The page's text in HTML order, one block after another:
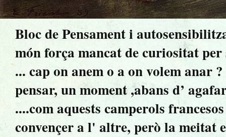
Bloc de Pensament i
món força mancat de curiositat per
... cap on anem o a on volem anar
pensar, un moment ,abans d’
....com aquests camperols
convençer a l' altre, però la meitat